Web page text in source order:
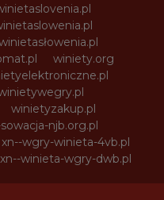
winiety.org
winietyzakup.pl
njb.org.pl
xn--wgry-winieta-4vb.pl
xn--winieta-wgry-dwb.pl